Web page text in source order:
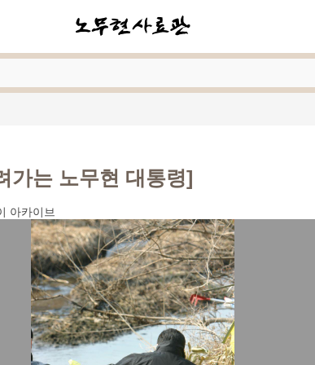
가는 노무현 대통령]
아카이브